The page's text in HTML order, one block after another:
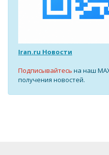
Iran.ru Новости
Подписывайтесь на наш
получения новостей.